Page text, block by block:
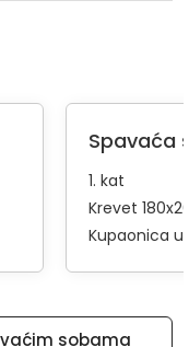
Spavaća
1. kat
Krevet
Kupaonica u
sobama